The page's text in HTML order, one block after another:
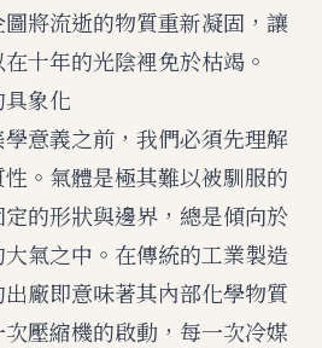
將流逝的物質重新凝固，讓
十年的光陰裡免於枯竭。
象化
意義之前，我們必須先理解
。氣體是極其難以被馴服的
的形狀與邊界，總是傾向於
氣之中。在傳統的工業製造
廠即意味著其內部化學物質
壓縮機的啟動，每一次冷媒